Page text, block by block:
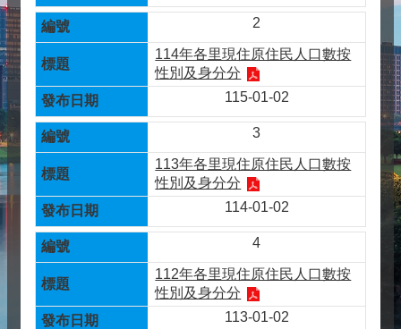
2
114年各里現住原住民人口數按
性別及身分分
115-01-02
3
113年各里現住原住民人口數按
性別及身分分
114-01-02
4
112年各里現住原住民人口數按
性別及身分分
113-01-02